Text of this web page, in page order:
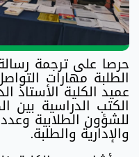
حرصا على ترجمة
الطلبة مهارات
عميد الكلية الأستاذ
الكتب الدراسية بين
للشؤون الطلابية
والإدارية والطلبة.